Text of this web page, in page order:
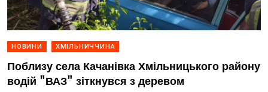
НОВИНИ ХМІЛЬНИЧЧИНА
Поблизу села Качанівка Хмільницького району
водій "ВАЗ" зіткнувся з деревом